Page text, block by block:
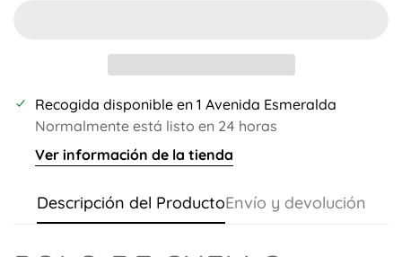
Recogida disponible en 1 Avenida Esmeralda
Normalmente está listo en 24 horas
Ver información de la tienda
Descripción del ProductoEnvío y devolución